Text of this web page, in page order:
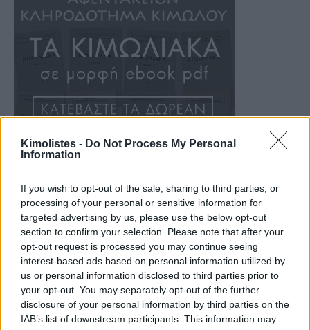
Kimolistes - Do Not Process My Personal
Information
If you wish to opt-out of the sale, sharing to third parties, or
processing of your personal or sensitive information for
targeted advertising by us, please use the below opt-out
section to confirm your selection. Please note that after your
opt-out request is processed you may continue seeing
interest-based ads based on personal information utilized by
us or personal information disclosed to third parties prior to
your opt-out. You may separately opt-out of the further
disclosure of your personal information by third parties on the
IAB’s list of downstream participants. This information may